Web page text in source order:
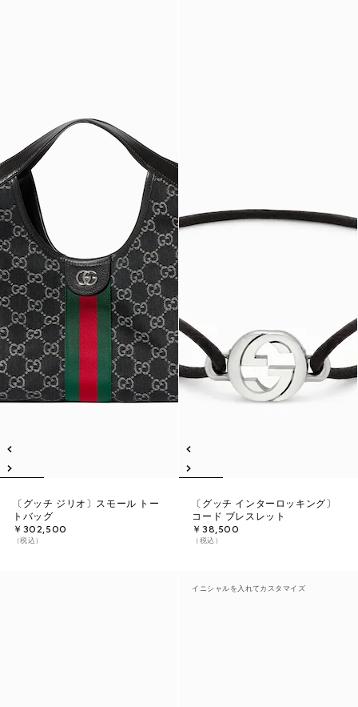
〔グッチ ジリオ〕スモール トー
トバッグ
￥302,500
（税込）
〔グッチ インターロッキング〕
コード ブレスレット
￥38,500
（税込）
イニシャルを入れてカスタマイズ